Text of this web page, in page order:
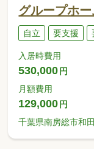
グループホ
自立 要支援
入居時費用
530,000 円
月額費用
129,000 円
千葉県南房総市和